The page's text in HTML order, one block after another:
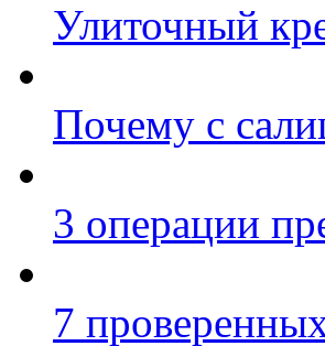
Улиточный
Почему с
3 операции
7